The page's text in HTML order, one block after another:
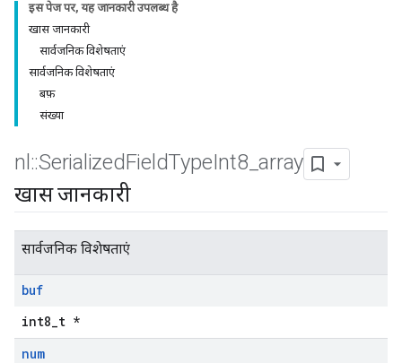
इस पेज पर, यह जानकारी उपलब्ध है
खास जानकारी
सार्वजनिक विशेषताएं
सार्वजनिक विशेषताएं
बफ़
संख्या
nl ::SerializedFieldTypeInt8 _array
खास जानकारी
सार्वजनिक विशेषताएं
buf
int8_t *
num